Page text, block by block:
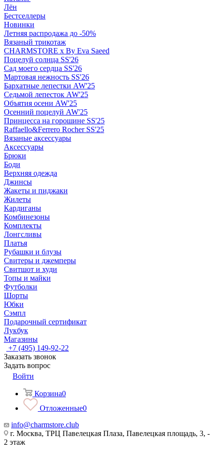
Лён
Бестселлеры
Новинки
Летняя распродажа до -50%
Вязаный трикотаж
CHARMSTORE х By Eva Saeed
Поцелуй солнца SS'26
Сад моего сердца SS'26
Мартовая нежность SS'26
Бархатные лепестки AW'25
Седьмой лепесток AW'25
Объятия осени AW'25
Осенний поцелуй AW'25
Принцесса на горошине SS'25
Raffaello&Ferrero Rocher SS'25
Вязаные аксессуары
Аксессуары
Брюки
Боди
Верхняя одежда
Джинсы
Жакеты и пиджаки
Жилеты
Кардиганы
Комбинезоны
Комплекты
Лонгсливы
Платья
Рубашки и блузы
Свитеры и джемперы
Свитшот и худи
Топы и майки
Футболки
Шорты
Юбки
Сэмпл
Подарочный сертификат
Лукбук
Магазины
+7 (495) 149-92-22
Заказать звонок
Задать вопрос
Войти
Корзина0
Отложенные0
info@charmstore.club
г. Москва, ТРЦ Павелецкая Плаза, Павелецкая площадь, 3, -
2 этаж